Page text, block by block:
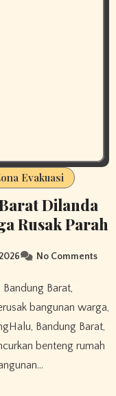
Evakuasi
Dilanda
Rusak Parah
No Comments
bangunan warga,
Bandung Barat,
benteng rumah